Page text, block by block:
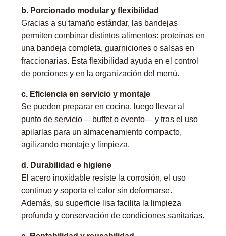
b. Porcionado modular y flexibilidad
Gracias a su tamaño estándar, las bandejas
permiten combinar distintos alimentos: proteínas en
una bandeja completa, guarniciones o salsas en
fraccionarias. Esta flexibilidad ayuda en el control
de porciones y en la organización del menú.
c. Eficiencia en servicio y montaje
Se pueden preparar en cocina, luego llevar al
punto de servicio —buffet o evento— y tras el uso
apilarlas para un almacenamiento compacto,
agilizando montaje y limpieza.
d. Durabilidad e higiene
El acero inoxidable resiste la corrosión, el uso
continuo y soporta el calor sin deformarse.
Además, su superficie lisa facilita la limpieza
profunda y conservación de condiciones sanitarias.